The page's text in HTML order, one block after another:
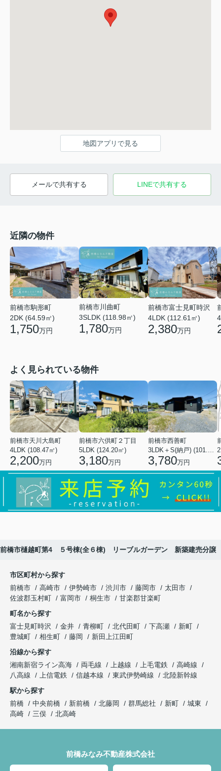
地図アプリで見る
メールで共有する LINEで共有する
近隣の物件
前橋市駒形町
2DK (64.59㎡)
1,750万円
前橋市川曲町
3SLDK (118.98㎡)
1,780万円
前橋市富士見町時沢
4LDK (112.61㎡)
2,380万円
よく見られている物件
前橋市天川大島町
4LDK (108.47㎡)
2,200万円
前橋市六供町２丁目
5LDK (124.20㎡)
3,180万円
前橋市西善町
3,780万円
前橋市樋越町第4 ５号棟(全６棟) リーブルガーデン 新築建売分譲
市区町村から探す
前橋市
高崎市 伊勢崎市 渋川市 藤岡市
太田市
佐波郡玉村町
富岡市 桐生市
甘楽郡甘楽町
町名から探す
富士見町時沢
金井 青柳町 北代田町 下高瀬
新町
豊城町
相生町 藤岡
新田上江田町
沿線から探す
湘南新宿ライン高海
両毛線 上越線 上毛電鉄
高崎線
八高線
上信電鉄 信越本線 東武伊勢崎線
北陸新幹線
駅から探す
前橋
中央前橋 新前橋 北藤岡 群馬総社 新町
城東
高崎
三俣 北高崎
前橋みなみ不動産株式会社